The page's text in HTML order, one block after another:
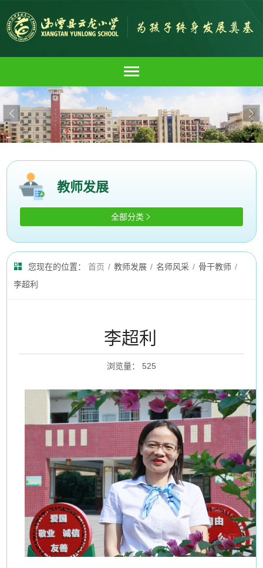
 
教师发展
全部分类 
您现在的位置： 首页 / 教师发展 / 名师风采 / 骨干教师 /
李超利
李超利
浏览量： 525